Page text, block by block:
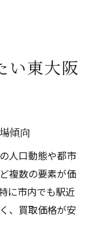
い東大阪
傾向
人口動態や都市
複数の要素が価
に市内でも駅近
、買取価格が安